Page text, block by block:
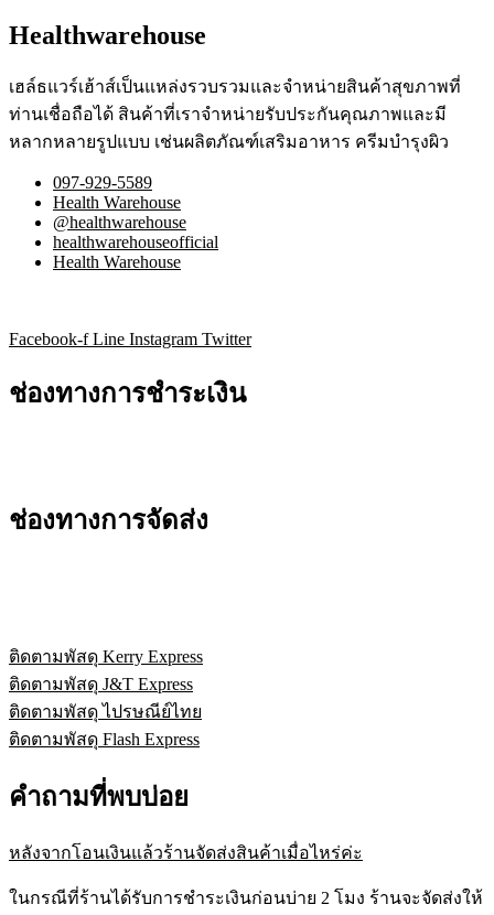
Healthwarehouse
เฮล์ธแวร์เฮ้าส์เป็นแหล่งรวบรวมและจำหน่ายสินค้าสุขภาพที่
ท่านเชื่อถือได้ สินค้าที่เราจำหน่ายรับประกันคุณภาพและมี
หลากหลายรูปแบบ เช่นผลิตภัณฑ์เสริมอาหาร ครีมบำรุงผิว
097-929-5589
Health Warehouse
@healthwarehouse
healthwarehouseofficial
Health Warehouse
Facebook-f Line Instagram Twitter
ช่องทางการชำระเงิน
ช่องทางการจัดส่ง
ติดตามพัสดุ Kerry Express
ติดตามพัสดุ J&T Express
ติดตามพัสดุ ไปรษณีย์ไทย
ติดตามพัสดุ Flash Express
คำถามที่พบบ่อย
หลังจากโอนเงินแล้วร้านจัดส่งสินค้าเมื่อไหร่ค่ะ
ในกรณีที่ร้านได้รับการชำระเงินก่อนบ่าย 2 โมง ร้านจะจัดส่งให้